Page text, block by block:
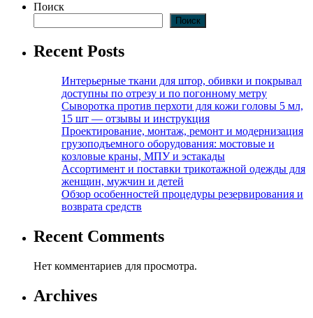
Поиск
Поиск
Recent Posts
Интерьерные ткани для штор, обивки и покрывал
доступны по отрезу и по погонному метру
Сыворотка против перхоти для кожи головы 5 мл,
15 шт — отзывы и инструкция
Проектирование, монтаж, ремонт и модернизация
грузоподъемного оборудования: мостовые и
козловые краны, МПУ и эстакады
Ассортимент и поставки трикотажной одежды для
женщин, мужчин и детей
Обзор особенностей процедуры резервирования и
возврата средств
Recent Comments
Нет комментариев для просмотра.
Archives